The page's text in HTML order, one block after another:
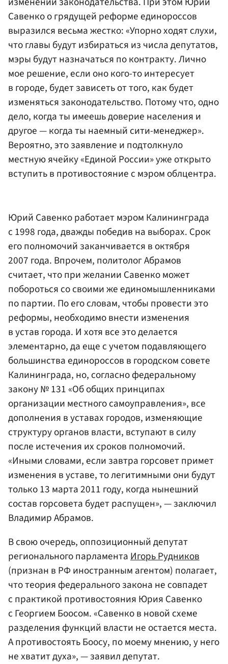
Савенко о грядущей реформе единороссов
выразился весьма жестко: «Упорно ходят слухи,
что главы будут избираться из числа депутатов,
мэры будут назначаться по контракту. Лично
мое решение, если оно кого-то интересует
в городе, будет зависеть от того, как будет
изменяться законодательство. Потому что, одно
дело, когда ты имеешь доверие населения и
другое — когда ты наемный сити-менеджер».
Вероятно, это заявление и подтолкнуло
местную ячейку «Единой России» уже открыто
вступить в противостояние с мэром облцентра.
Юрий Савенко работает мэром Калининграда
с 1998 года, дважды победив на выборах. Срок
его полномочий заканчивается в октября
2007 года. Впрочем, политолог Абрамов
считает, что при желании Савенко может
побороться со своими же единомышленниками
по партии. По его словам, чтобы провести это
реформы, необходимо внести изменения
в устав города. И хотя все это делается
элементарно, да еще с учетом подавляющего
большинства единороссов в городском совете
Калининграда, но, согласно федеральному
закону № 131 «Об общих принципах
организации местного самоуправления», все
дополнения в уставах городов, изменяющие
структуру органов власти, вступают в силу
после истечения их сроков полномочий.
«Иными словами, если завтра горсовет примет
изменения в уставе, то легитимными они будут
только 13 марта 2011 году, когда нынешний
состав горсовета будет распущен», — заключил
Владимир Абрамов.
В свою очередь, оппозиционный депутат
регионального парламентаИгорь Рудников
(признан в РФ иностранным агентом) полагает,
что теория федерального закона не совпадет
с практикой противостояния Юрия Савенко
с Георгием Боосом. «Савенко в новой схеме
разделения функций власти не остается места.
А противостоять Боосу, по моему мнению, у него
не хватит духа», — заявил депутат.